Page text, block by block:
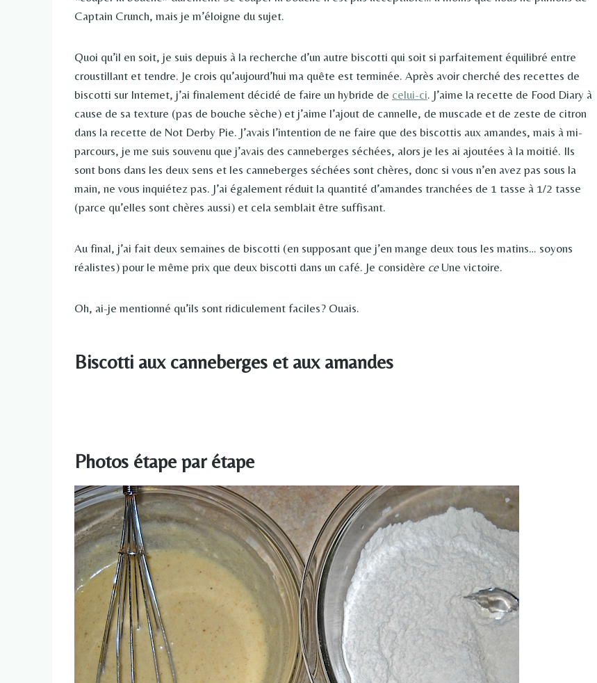
Captain Crunch, mais je m’éloigne du sujet.
Quoi qu’il en soit, je suis depuis à la recherche d’un autre biscotti qui soit si parfaitement équilibré entre
croustillant et tendre. Je crois qu’aujourd’hui ma quête est terminée. Après avoir cherché des recettes de
biscotti sur Internet, j’ai finalement décidé de faire un hybride de celui-ci. J’aime la recette de Food Diary à
cause de sa texture (pas de bouche sèche) et j’aime l’ajout de cannelle, de muscade et de zeste de citron
dans la recette de Not Derby Pie. J’avais l’intention de ne faire que des biscottis aux amandes, mais à mi-
parcours, je me suis souvenu que j’avais des canneberges séchées, alors je les ai ajoutées à la moitié. Ils
sont bons dans les deux sens et les canneberges séchées sont chères, donc si vous n’en avez pas sous la
main, ne vous inquiétez pas. J’ai également réduit la quantité d’amandes tranchées de 1 tasse à 1/2 tasse
(parce qu’elles sont chères aussi) et cela semblait être suffisant.
Au final, j’ai fait deux semaines de biscotti (en supposant que j’en mange deux tous les matins… soyons
réalistes) pour le même prix que deux biscotti dans un café. Je considère ceUne victoire.
Oh, ai-je mentionné qu’ils sont ridiculement faciles? Ouais.
Biscotti aux canneberges et aux amandes
Photos étape par étape